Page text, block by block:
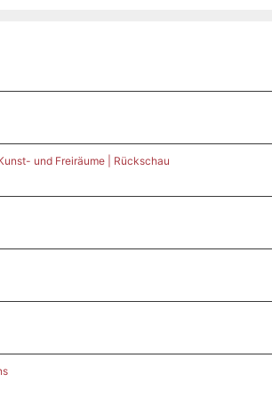
und Freiräume | Rückschau